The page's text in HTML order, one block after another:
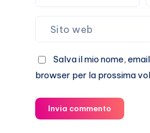
Salva il mio nome,
browser per la prossima
Invia commento